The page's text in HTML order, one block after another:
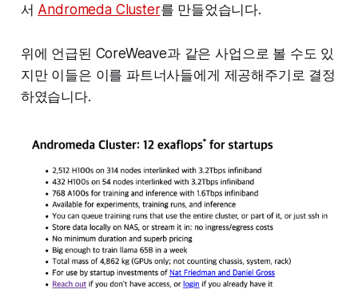
서 Andromeda Cluster를 만들었습니다.
위에 언급된 CoreWeave과 같은 사업으로 볼 수도 있
지만 이들은 이를 파트너사들에게 제공해주기로 결정
하였습니다.